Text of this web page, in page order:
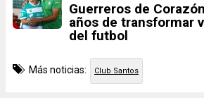
Guerreros de
años de transformar
del futbol
Más noticias: Club Santos